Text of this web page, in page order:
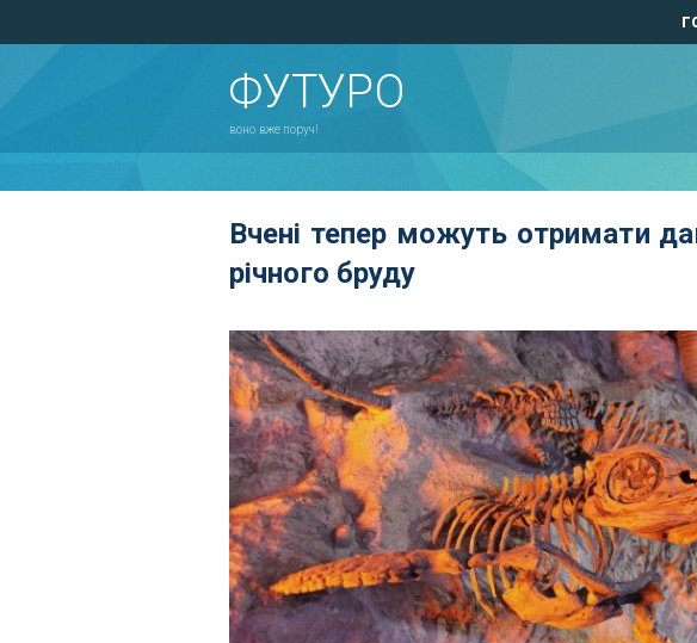
ФУТУРО
воно вже поруч!
Вчені тепер можуть отримати
річного бруду